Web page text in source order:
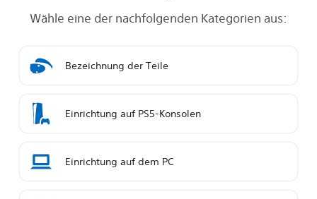
Wähle eine der nachfolgenden Kategorien aus:
Bezeichnung der Teile
Einrichtung auf PS5-Konsolen
Einrichtung auf dem PC